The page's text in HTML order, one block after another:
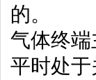
的。
气体终
平时处